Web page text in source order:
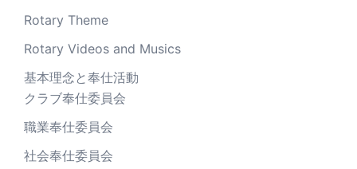
Rotary Theme
Rotary Videos and Musics
基本理念と奉仕活動
クラブ奉仕委員会
職業奉仕委員会
社会奉仕委員会